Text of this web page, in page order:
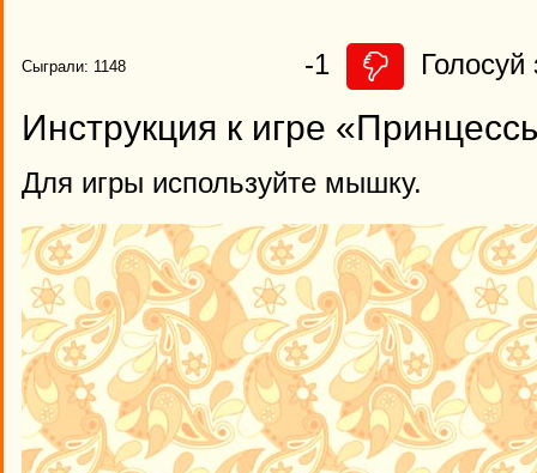
Сыграли: 1148 -1 Голосуй
Инструкция к игре
Для игры используйте мышку.